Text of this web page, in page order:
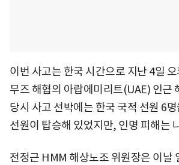
이번 사고는 한국 시간으로 지난 4일
무즈 해협의 아랍에미리트(UAE) 인근
당시 사고 선박에는 한국 국적 선원 6
선원이 탑승해 있었지만, 인명 피해는
전정근 HMM 해상노조 위원장은 이날